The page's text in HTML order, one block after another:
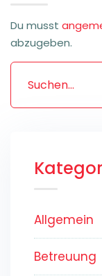
Du musst
abzugeben.
Allgemein
Betreuung